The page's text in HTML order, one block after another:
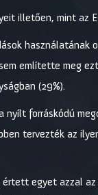
illetően, mint az
említette meg
(29%).
nyílt forráskódú
tervezték az
egyet azzal